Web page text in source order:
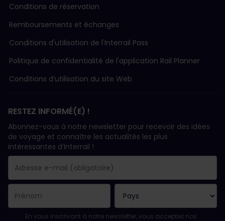
Conditions de réservation
Remboursements et échanges
Conditions d'utilisation de l'Interrail Pass
Politique de confidentialité de l'application Rail Planner
Conditions d’utilisation du site Web
RESTEZ INFORMÉ(E) !
Abonnez-vous à notre newsletter pour recevoir des idées
de voyage et connaître les actualités les plus
intéressantes d’Interrail !
Votre abonnement a bien été pris en compte.
Le champ adresse e-mail est obligatoire.
L'adresse e-mail n'est pas valide !
L'inscription à la newsletter a échoué. Veuillez réessayer
Vous êtes déjà abonné(e) à cette newsletter.
Veuillez accepter les conditions générales pour vous inscrire à
En vous inscrivant à notre newsletter, vous acceptez nos